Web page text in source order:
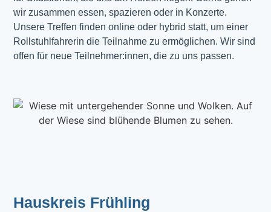
wir zusammen essen, spazieren oder in Konzerte.
Unsere Treffen finden online oder hybrid statt, um einer
Rollstuhlfahrerin die Teilnahme zu ermöglichen. Wir sind
offen für neue Teilnehmer:innen, die zu uns passen.
Hauskreis Frühling